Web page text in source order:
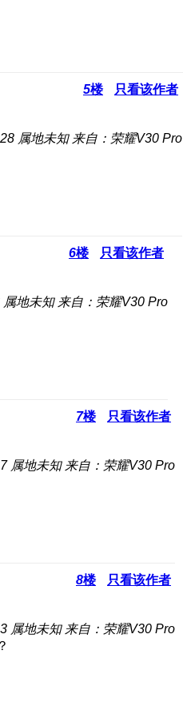
5楼 只看该作者
属地未知 来自：荣耀V30 Pro
6楼 只看该作者
属地未知 来自：荣耀V30 Pro
7楼 只看该作者
属地未知 来自：荣耀V30 Pro
8楼 只看该作者
属地未知 来自：荣耀V30 Pro